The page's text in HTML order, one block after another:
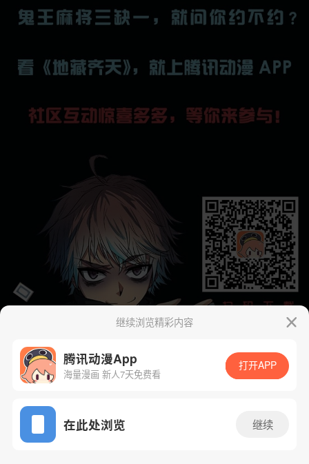
App免费看
下一话
继续浏览精彩内容
腾讯动漫App
海量漫画 新人7天免费看
打开APP
在此处浏览 继续